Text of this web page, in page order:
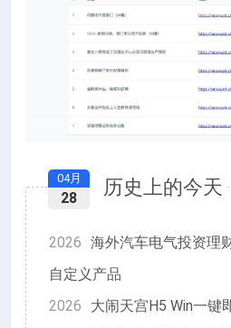
历史上的今天
04月
28
2026 海外汽车电气投资理
自定义产品
2026
大闹天宫H5 Win一键